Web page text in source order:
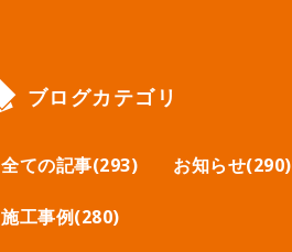
ブログカテゴリ
全ての記事(293) お知らせ(290)
施工事例(280)